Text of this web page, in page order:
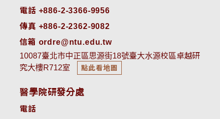
電話 +886-2-3366-9956
傳真 +886-2-2362-9082
信箱 ordre@ntu.edu.tw
10087臺北市中正區思源街18號臺大水源校區卓越研
究大樓R712室
點此看地圖
醫學院研發分處
電話